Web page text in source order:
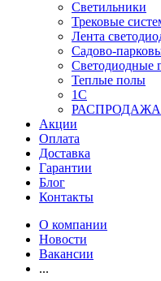
Светильники
Трековые
Лента
Садово-
Светодиодные
Теплые полы
1С
РАСПРОДАЖА
Акции
Оплата
Доставка
Гарантии
Блог
Контакты
О компании
Новости
Вакансии
...